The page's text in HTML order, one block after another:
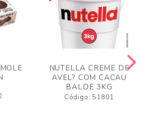
NUTELLA CREME DE
AVEL? COM CACAU
BALDE 3KG
Código: 51801